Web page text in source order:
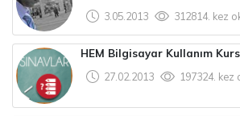
3.05.2013
312814. kez
HEM Bilgisayar Kullanım
27.02.2013
197324. kez